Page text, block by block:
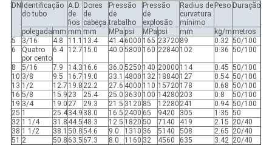
DN Identificação
do tubo
A.D.
de
fios
Dores
de
cabeça.
Pressão
de
trabalho
Pressão
de
explosão
Radius de
curvatura
mínimo
Peso Duração
polegada mm mm mm MPa psi MPa psi mm kg/m metros
5
3/16 4.8 11.1 13.4 41.4 6000 165 23720 89 0.32 50/100
6
Quatro
por cento
6.4 12.7 15.0 40.0 5800 160 22840 102 0.36 50/100
8 5/16 7.9 14.3 16.6 36.0 5250 140 20000 114 0.45 50/100
10 3/8 9.5 16.7 19.0 33.1 4800 132 18840 127 0.54 50/100
13 1/2 12.7 19.8 22.2 27.6 4000 110 15720 178 0.68 50/100
16 5/8 15.9 23 25.4 25.0 3630 100 14280 203 0.8
50/100
19 3/4 19.0 27 29.3 21.5 3120 85 12280 241 0.94 50/100
25 1 25.434.9 38.0 16.5 2400 65 9420 305 1.35 50
32 1 1/4 31.8 44.5 48.3 12.5 1820 50 7140 419 2.15 20/40
38 1 1/2 38.1 50.854.6 9.0 1310 36 5140 508 2.65 20/40
51 2 50.8 63.5 67.3 8.0 1160 32 4560 635 3.42 20/40